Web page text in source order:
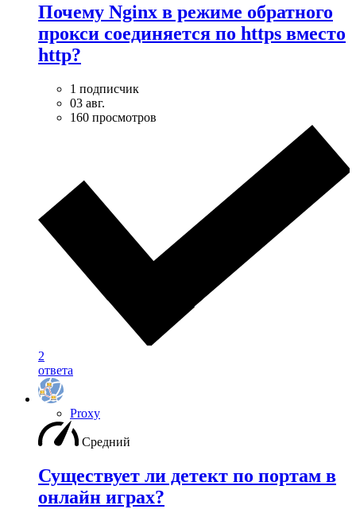
Почему Nginx в режиме обратного
прокси соединяется по https вместо
http?
1 подписчик
03 авг.
160 просмотров
2
ответа
Proxy
Средний
Существует ли детект по портам в
онлайн играх?